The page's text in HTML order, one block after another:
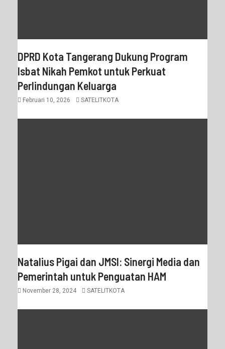
DPRD Kota Tangerang Dukung Program
Isbat Nikah Pemkot untuk Perkuat
Perlindungan Keluarga
Februari 10, 2026 SATELITKOTA
Natalius Pigai dan JMSI: Sinergi Media dan
Pemerintah untuk Penguatan HAM
November 28, 2024 SATELITKOTA